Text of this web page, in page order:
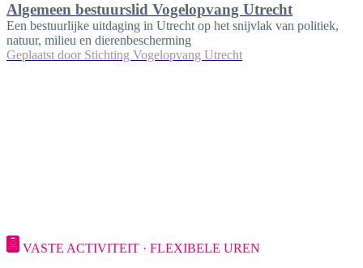
Algemeen bestuurslid Vogelopvang Utrecht
Een bestuurlijke uitdaging in Utrecht op het snijvlak van politiek,
natuur, milieu en dierenbescherming
Geplaatst door Stichting Vogelopvang Utrecht
VASTE ACTIVITEIT · FLEXIBELE UREN